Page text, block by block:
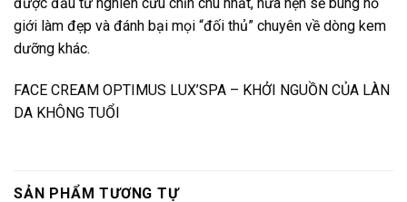
giới làm đẹp và đánh bại mọi “đối thủ” chuyên về dòng kem
dưỡng khác.
FACE CREAM OPTIMUS LUX’SPA – KHỞI NGUỒN CỦA LÀN
DA KHÔNG TUỔI
SẢN PHẨM TƯƠNG TỰ